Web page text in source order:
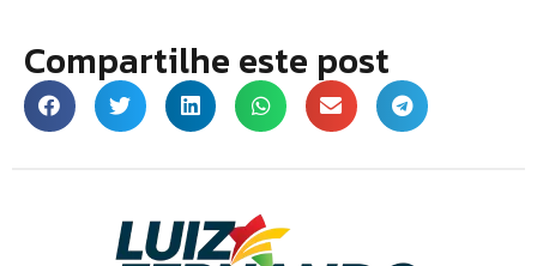
Compartilhe este post